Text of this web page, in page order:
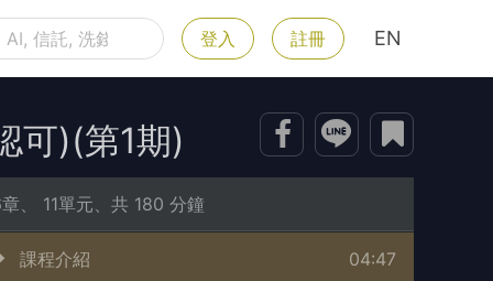
登入 註冊
可)(第1期)
、 11單元、共 180 分鐘
課程介紹 04:47